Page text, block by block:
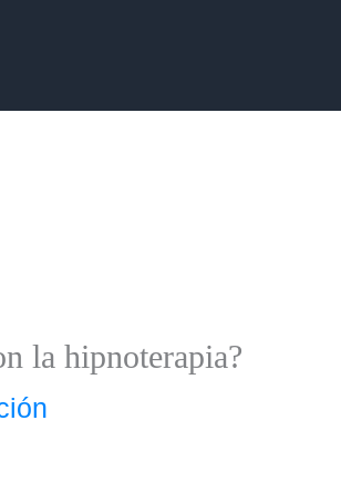
la hipnoterapia?